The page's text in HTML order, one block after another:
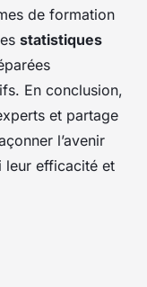
de formation
statistiques
En conclusion,
et partage
l’avenir
leur efficacité et